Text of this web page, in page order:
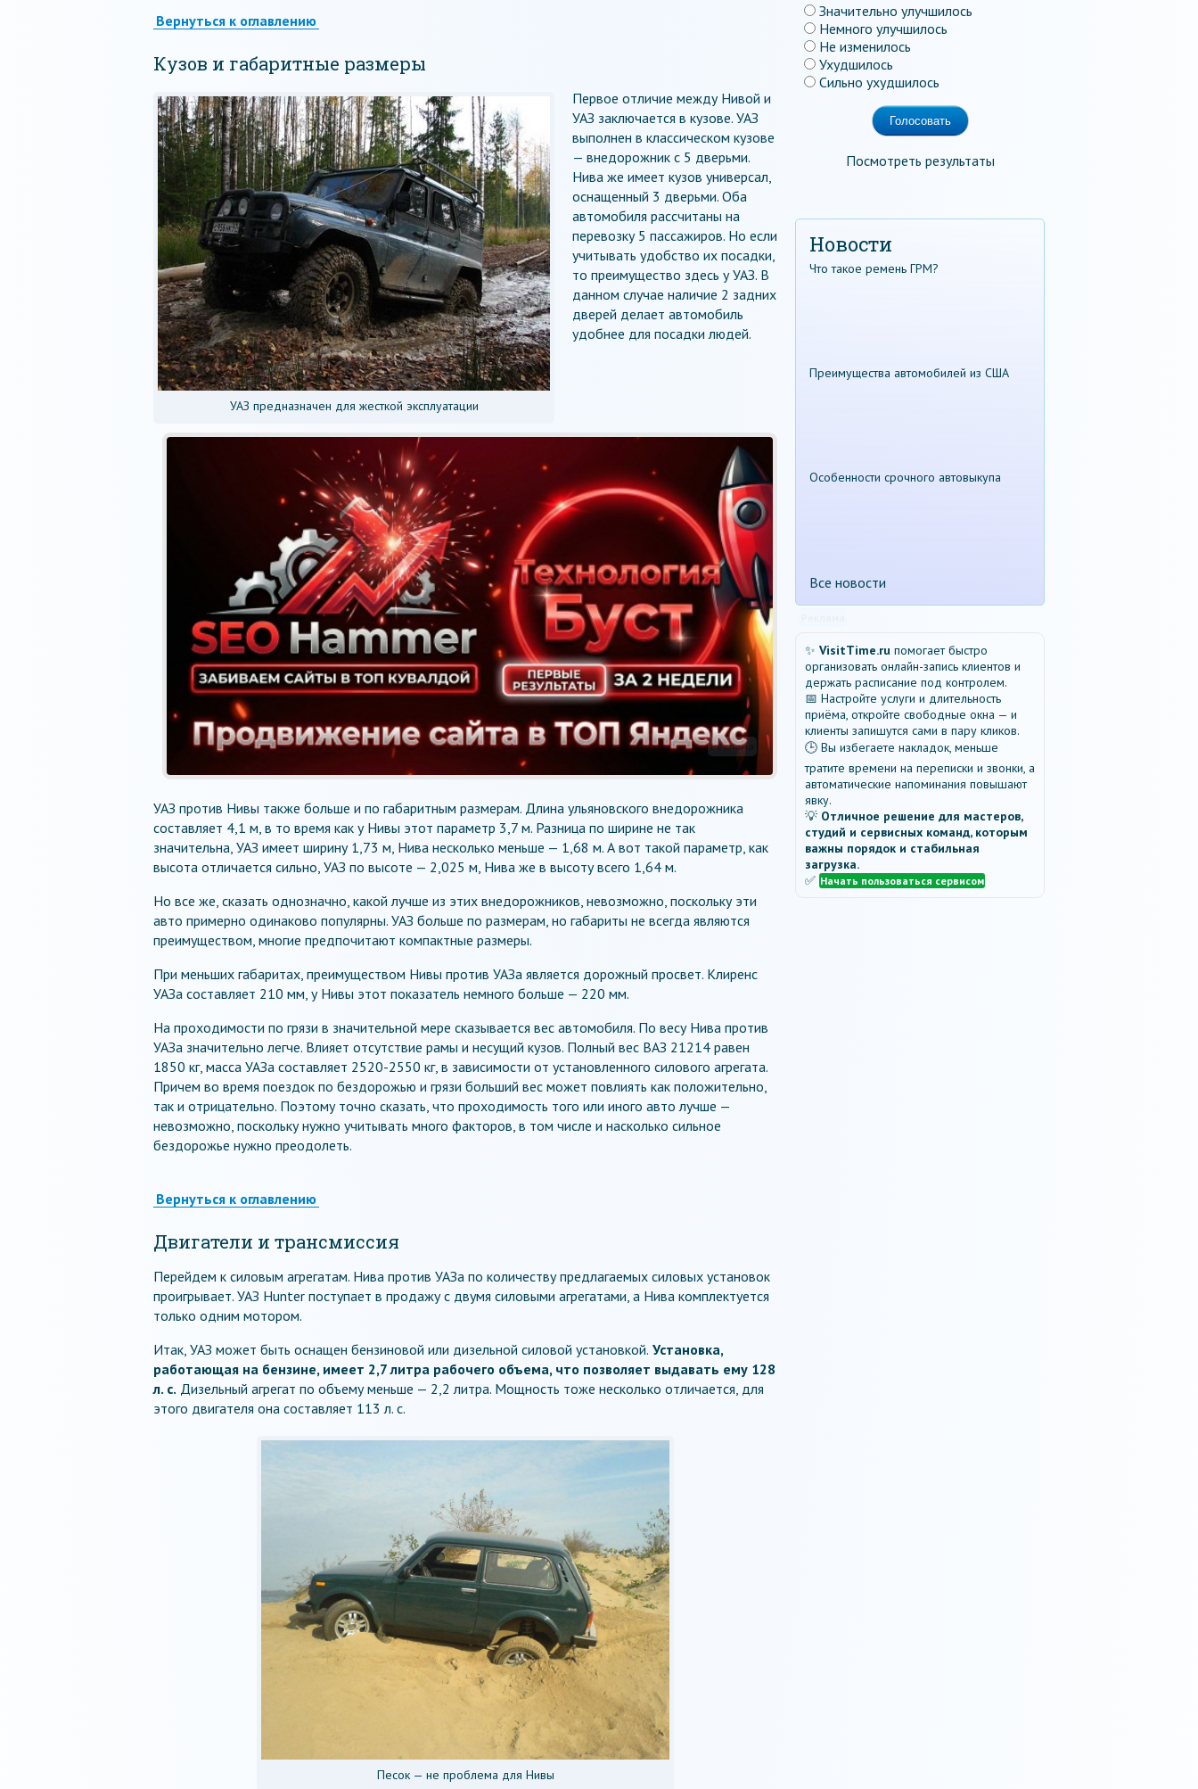
Вернуться к оглавлению
Кузов и габаритные размеры
УАЗ предназначен для жесткой эксплуатации
Первое отличие между Нивой и
УАЗ заключается в кузове. УАЗ
выполнен в классическом кузове
— внедорожник с 5 дверьми.
Нива же имеет кузов универсал,
оснащенный 3 дверьми. Оба
автомобиля рассчитаны на
перевозку 5 пассажиров. Но если
учитывать удобство их посадки,
то преимущество здесь у УАЗ. В
данном случае наличие 2 задних
дверей делает автомобиль
удобнее для посадки людей.
Реклама
УАЗ против Нивы также больше и по габаритным размерам. Длина ульяновского внедорожника
составляет 4,1 м, в то время как у Нивы этот параметр 3,7 м. Разница по ширине не так
значительна, УАЗ имеет ширину 1,73 м, Нива несколько меньше — 1,68 м. А вот такой параметр, как
высота отличается сильно, УАЗ по высоте — 2,025 м, Нива же в высоту всего 1,64 м.
Но все же, сказать однозначно, какой лучше из этих внедорожников, невозможно, поскольку эти
авто примерно одинаково популярны. УАЗ больше по размерам, но габариты не всегда являются
преимуществом, многие предпочитают компактные размеры.
При меньших габаритах, преимуществом Нивы против УАЗа является дорожный просвет. Клиренс
УАЗа составляет 210 мм, у Нивы этот показатель немного больше — 220 мм.
На проходимости по грязи в значительной мере сказывается вес автомобиля. По весу Нива против
УАЗа значительно легче. Влияет отсутствие рамы и несущий кузов. Полный вес ВАЗ 21214 равен
1850 кг, масса УАЗа составляет 2520-2550 кг, в зависимости от установленного силового агрегата.
Причем во время поездок по бездорожью и грязи больший вес может повлиять как положительно,
так и отрицательно. Поэтому точно сказать, что проходимость того или иного авто лучше —
невозможно, поскольку нужно учитывать много факторов, в том числе и насколько сильное
бездорожье нужно преодолеть.
Вернуться к оглавлению
Двигатели и трансмиссия
Перейдем к силовым агрегатам. Нива против УАЗа по количеству предлагаемых силовых установок
проигрывает. УАЗ Hunter поступает в продажу с двумя силовыми агрегатами, а Нива комплектуется
только одним мотором.
Итак, УАЗ может быть оснащен бензиновой или дизельной силовой установкой. Установка,
работающая на бензине, имеет 2,7 литра рабочего объема, что позволяет выдавать ему 128
л. с. Дизельный агрегат по объему меньше — 2,2 литра. Мощность тоже несколько отличается, для
этого двигателя она составляет 113 л. с.
Песок — не проблема для Нивы
Значительно улучшилось
Немного улучшилось
Не изменилось
Ухудшилось
Сильно ухудшилось
Посмотреть результаты
Новости
Что такое ремень ГРМ?
Преимущества автомобилей из США
Особенности срочного автовыкупа
Все новости
✨ VisitTime.ru помогает быстро
организовать онлайн-запись клиентов и
держать расписание под контролем.
📅 Настройте услуги и длительность
приёма, откройте свободные окна — и
клиенты запишутся сами в пару кликов.
🕒 Вы избегаете накладок, меньше
тратите времени на переписки и звонки, а
автоматические напоминания повышают
явку.
💡 Отличное решение для мастеров,
студий и сервисных команд, которым
важны порядок и стабильная
загрузка.
✅ Начать пользоваться сервисом